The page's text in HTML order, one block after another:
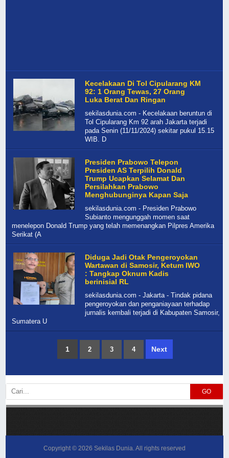
Kecelakaan Di Tol Cipularang KM
92: 1 Orang Tewas, 27 Orang
Luka Berat Dan Ringan
sekilasdunia.com - Kecelakaan beruntun di
Tol Cipularang Km 92 arah Jakarta terjadi
pada Senin (11/11/2024) sekitar pukul 15.15
WIB. D
Presiden Prabowo Telepon
Presiden AS Terpilih Donald
Trump Ucapkan Selamat Dan
Persilahkan Prabowo
Menghubunginya Kapan Saja
sekilasdunia.com - Presiden Prabowo
Subianto mengunggah momen saat
menelepon Donald Trump yang telah memenangkan Pilpres Amerika
Serikat (A
Diduga Jadi Otak Pengeroyokan
Wartawan di Samosir, Ketum IWO
: Tangkap Oknum Kadis
berinisial RL
sekilasdunia.com - Jakarta - Tindak pidana
pengeroyokan dan penganiayaan terhadap
jurnalis kembali terjadi di Kabupaten Samosir,
Sumatera U
1 2 3 4 Next
GO
Copyright © 2026 Sekilas Dunia. All rights reserved